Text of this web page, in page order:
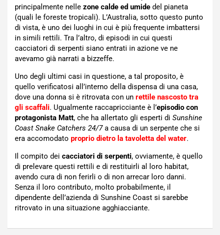
principalmente nelle zone calde ed umide del pianeta
(quali le foreste tropicali). L’Australia, sotto questo punto
di vista, è uno dei luoghi in cui è più frequente imbattersi
in simili rettili. Tra l’altro, di episodi in cui questi
cacciatori di serpenti siano entrati in azione ve ne
avevamo già narrati a bizzeffe.
Uno degli ultimi casi in questione, a tal proposito, è
quello verificatosi all’interno della dispensa di una casa,
dove una donna si è ritrovata con un rettile nascosto tra
gli scaffali. Ugualmente raccapricciante è l’episodio con
protagonista Matt, che ha allertato gli esperti di Sunshine
Coast Snake Catchers 24/7a causa di un serpente che si
era accomodato proprio dietro la tavoletta del water.
Il compito dei cacciatori di serpenti, ovviamente, è quello
di prelevare questi rettili e di restituirli al loro habitat,
avendo cura di non ferirli o di non arrecar loro danni.
Senza il loro contributo, molto probabilmente, il
dipendente dell’azienda di Sunshine Coast si sarebbe
ritrovato in una situazione agghiacciante.